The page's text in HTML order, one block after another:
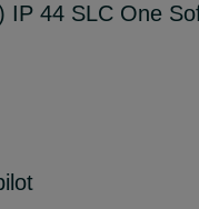
IP 44 SLC One